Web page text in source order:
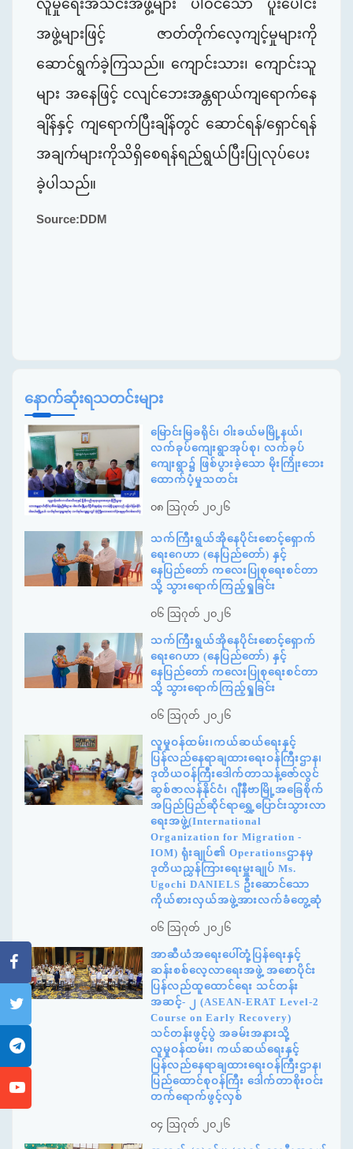
လူမှုရေးအသင်းအဖွဲ့များ ပါဝင်သော ပူးပေါင်း
အဖွဲ့များဖြင့် ဇာတ်တိုက်လေ့ကျင့်မှုများကို
ဆောင်ရွက်ခဲ့ကြသည်။ ကျောင်းသား၊ ကျောင်းသူ
များ အနေဖြင့် ငလျင်ဘေးအန္တရာယ်ကျရောက်နေ
ချိန်နှင့် ကျရောက်ပြီးချိန်တွင် ဆောင်ရန်/ရှောင်ရန်
အချက်များကိုသိရှိစေရန်ရည်ရွယ်ပြီးပြုလုပ်ပေး
ခဲ့ပါသည်။
Source:DDM
နောက်ဆုံးရသတင်းများ
မြောင်းမြခရိုင်၊ ဝါးခယ်မမြို့နယ်၊
လက်ခုပ်ကျေးရွာအုပ်စု၊ လက်ခုပ်
ကျေးရွာ၌ ဖြစ်ပွားခဲ့သော မိုးကြိုးဘေး
ထောက်ပံ့မှုသတင်း
၀၈ ဩဂုတ် ၂၀၂၆
သက်ကြီးရွယ်အိုနေပိုင်းစောင့်ရှောက်
ရေးဂေဟာ (နေပြည်တော်) နှင့်
နေပြည်တော် ကလေးပြုစုရေးစင်တာ
သို့ သွားရောက်ကြည့်ရှုခြင်း
၀၆ ဩဂုတ် ၂၀၂၆
သက်ကြီးရွယ်အိုနေပိုင်းစောင့်ရှောက်
ရေးဂေဟာ (နေပြည်တော်) နှင့်
နေပြည်တော် ကလေးပြုစုရေးစင်တာ
သို့ သွားရောက်ကြည့်ရှုခြင်း
၀၆ ဩဂုတ် ၂၀၂၆
လူမှုဝန်ထမ်း၊ကယ်ဆယ်ရေးနှင့်
ပြန်လည်နေရာချထားရေးဝန်ကြီးဌာန၊
ဒုတိယဝန်ကြီးဒေါက်တာသန့်ဇော်လွင်
ဆွစ်ဇာလန်နိုင်ငံ၊ ဂျီနီဗာမြို့အခြေစိုက်
အပြည်ပြည်ဆိုင်ရာရွှေ့ပြောင်းသွားလာ
ရေးအဖွဲ့(International
Organization for Migration -
IOM) ရုံးချုပ်၏ Operationsဌာနမှ
ဒုတိယညွှန်ကြားရေးမှူးချုပ် Ms.
Ugochi DANIELS ဦးဆောင်သော
ကိုယ်စားလှယ်အဖွဲ့အားလက်ခံတွေ့ဆုံ
၀၆ ဩဂုတ် ၂၀၂၆
အာဆီယံအရေးပေါ်တုံ့ပြန်ရေးနှင့်
ဆန်းစစ်လေ့လာရေးအဖွဲ့ အစောပိုင်း
ပြန်လည်ထူထောင်ရေး သင်တန်း
အဆင့်- ၂ (ASEAN-ERAT Level-2
Course on Early Recovery)
သင်တန်းဖွင့်ပွဲ အခမ်းအနားသို့
လူမှုဝန်ထမ်း၊ ကယ်ဆယ်ရေးနှင့်
ပြန်လည်နေရာချထားရေးဝန်ကြီးဌာန၊
ပြည်ထောင်စုဝန်ကြီး ဒေါက်တာစိုးဝင်း
တက်ရောက်ဖွင့်လှစ်
၀၄ ဩဂုတ် ၂၀၂၆